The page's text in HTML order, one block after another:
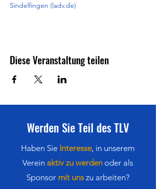
Sindelfingen (ladv.de)
Diese Veranstaltung teilen
Werden Sie Teil des TLV
Haben Sie Interesse, in unserem
Verein aktiv zu werden oder als
Sponsor mit unszu arbeiten?